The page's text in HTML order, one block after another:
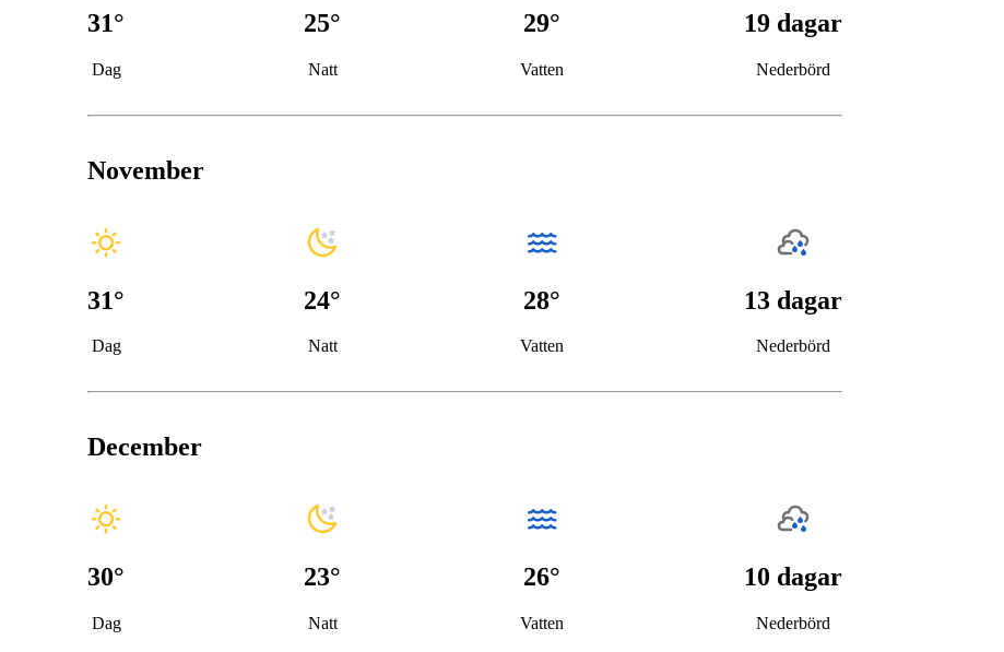
31°
Dag
25°
Natt
29°
Vatten
19 dagar
Nederbörd
November
31°
Dag
24°
Natt
28°
Vatten
13 dagar
Nederbörd
December
30°
Dag
23°
Natt
26°
Vatten
10 dagar
Nederbörd